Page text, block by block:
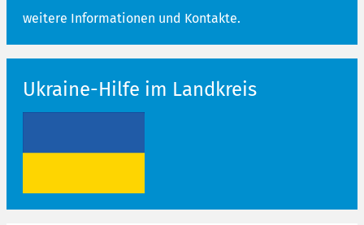
weitere Informationen und Kontakte.
Ukraine-Hilfe im Landkreis